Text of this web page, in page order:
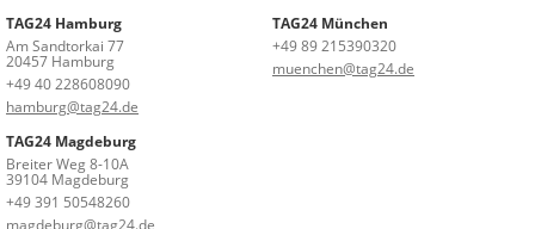
TAG24 Hamburg
Am Sandtorkai 77
20457 Hamburg
+49 40 228608090
hamburg@tag24.de
TAG24 München
+49 89 215390320
muenchen@tag24.de
TAG24 Magdeburg
Breiter Weg 8-10A
39104 Magdeburg
+49 391 50548260
magdeburg@tag24.de